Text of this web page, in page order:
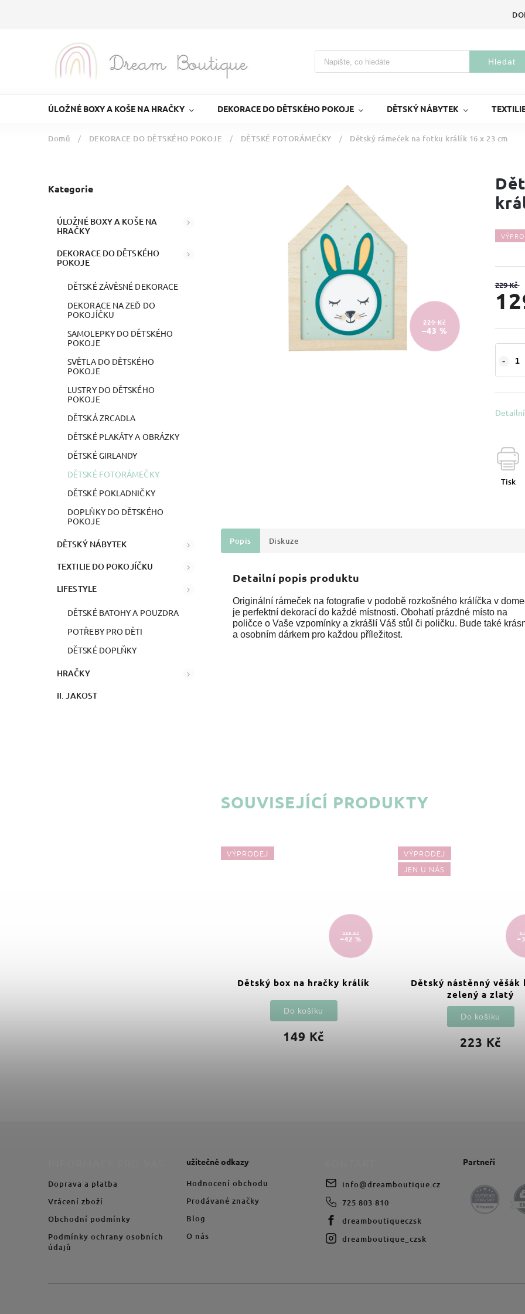
Hledat
ÚLOŽNÉ BOXY A KOŠE NA HRAČKY DEKORACE DO DĚTSKÉHO POKOJE DĚTSKÝ NÁBYTEK
Domů / DEKORACE DO DĚTSKÉHO POKOJE / DĚTSKÉ FOTORÁMEČKY / Dětský rámeček na fotku králík 16 x 23 cm
Kategorie
ÚLOŽNÉ BOXY A KOŠE NA
HRAČKY
DEKORACE DO DĚTSKÉHO
POKOJE
DĚTSKÉ ZÁVĚSNÉ DEKORACE
DEKORACE NA ZEĎ DO
POKOJÍČKU
SAMOLEPKY DO DĚTSKÉHO
POKOJE
SVĚTLA DO DĚTSKÉHO
POKOJE
LUSTRY DO DĚTSKÉHO
POKOJE
DĚTSKÁ ZRCADLA
DĚTSKÉ PLAKÁTY A OBRÁZKY
DĚTSKÉ GIRLANDY
DĚTSKÉ FOTORÁMEČKY
DĚTSKÉ POKLADNIČKY
DOPLŇKY DO DĚTSKÉHO
POKOJE
DĚTSKÝ NÁBYTEK
TEXTILIE DO POKOJÍČKU
LIFESTYLE
DĚTSKÉ BATOHY A POUZDRA
POTŘEBY PRO DĚTI
DĚTSKÉ DOPLŇKY
HRAČKY
II. JAKOST
229 Kč
–43 %
229 Kč
Tisk
Popis Diskuze
Detailní popis produktu
Originální rámeček na fotografie v podobě rozkošného králíčka v
je perfektní dekorací do každé místnosti. Obohatí prázdné místo na
poličce o Vaše vzpomínky a zkrášlí Váš stůl či poličku. Bude také
a osobním dárkem pro každou příležitost.
SOUVISEJÍCÍ PRODUKTY
VÝPRODEJ
259 Kč
–42 %
Dětský box na hračky králík
149 Kč
Do košíku
VÝPRODEJ
JEN U NÁS
Dětský nástěnný věšák
zelený a zlatý
223 Kč
Do košíku
Doprava a platba
Vrácení zboží
Obchodní podmínky
Podmínky ochrany osobních
údajů
užitečné odkazy
Hodnocení obchodu
Prodávané značky
Blog
O nás
info@dreamboutique.cz
725 803 810
dreamboutiqueczsk
dreamboutique_czsk
Partneři